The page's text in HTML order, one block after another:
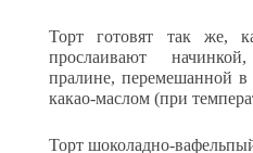
Торт готовят так же,
прослаивают
пралине, перемешанной в
какао-маслом (при
Торт шоколадно-